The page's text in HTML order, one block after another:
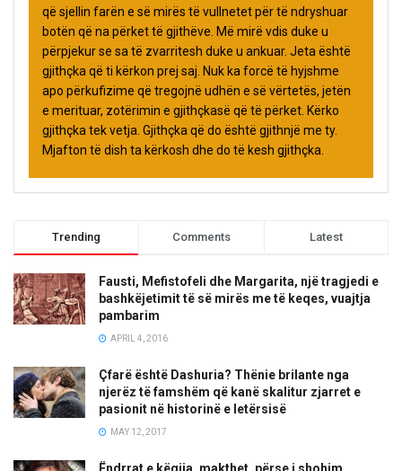
që sjellin farën e së mirës të vullnetet për të ndryshuar
botën që na përket të gjithëve. Më mirë vdis duke u
përpjekur se sa të zvarritesh duke u ankuar. Jeta është
gjithçka që ti kërkon prej saj. Nuk ka forcë të hyjshme
apo përkufizime që tregojnë udhën e së vërtetës, jetën
e merituar, zotërimin e gjithçkasë që të përket. Kërko
gjithçka tek vetja. Gjithçka që do është gjithnjë me ty.
Mjafton të dish ta kërkosh dhe do të kesh gjithçka.
Trending Comments Latest
Fausti, Mefistofeli dhe Margarita, një tragjedi e
bashkëjetimit të së mirës me të keqes, vuajtja
pambarim
APRIL 4, 2016
Çfarë është Dashuria? Thënie brilante nga
njerëz të famshëm që kanë skalitur zjarret e
pasionit në historinë e letërsisë
MAY 12, 2017